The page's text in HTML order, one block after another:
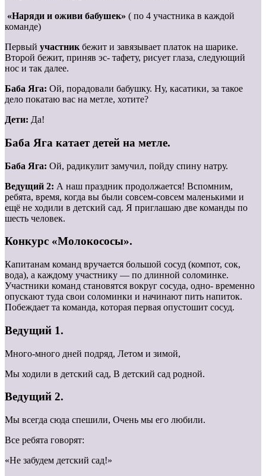
«Наряди и оживи бабушек» ( по 4 участника в каждой
команде)
Первый участник бежит и завязывает платок на шарике.
Второй бежит, приняв эс- тафету, рисует глаза, следующий
нос и так далее.
Баба Яга: Ой, порадовали бабушку. Ну, касатики, за такое
дело покатаю вас на метле, хотите?
Дети: Да!
Баба Яга катает детей на метле.
Баба Яга: Ой, радикулит замучил, пойду спину натру.
Ведущий 2: А наш праздник продолжается! Вспомним,
ребята, время, когда вы были совсем-совсем маленькими и
ещё не ходили в детский сад. Я приглашаю две команды по
шесть человек.
Конкурс «Молокососы».
Капитанам команд вручается большой сосуд (компот, сок,
вода), а каждому участнику — по длинной соломинке.
Участники команд становятся вокруг сосуда, одно- временно
опускают туда свои соломинки и начинают пить напиток.
Побеждает та команда, которая первая опустошит сосуд.
Ведущий 1.
Много-много дней подряд, Летом и зимой,
Мы ходили в детский сад, В детский сад родной.
Ведущий 2.
Мы всегда сюда спешили, Очень мы его любили.
Все ребята говорят:
«Не забудем детский сад!»